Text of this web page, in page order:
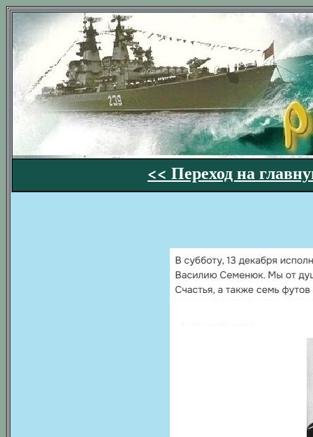
<< Переход на